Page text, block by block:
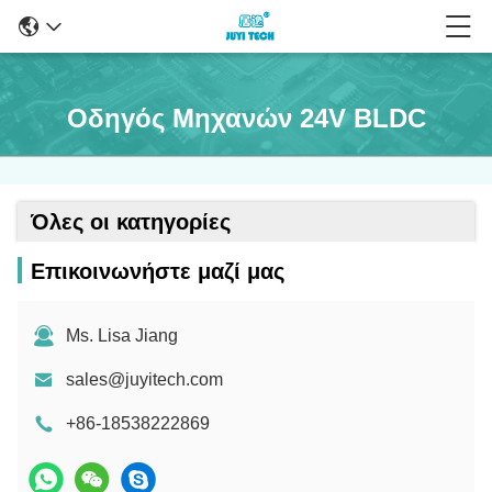
Οδηγός Μηχανών 24V BLDC
Όλες οι κατηγορίες
Επικοινωνήστε μαζί μας
Ms. Lisa Jiang
sales@juyitech.com
+86-18538222869